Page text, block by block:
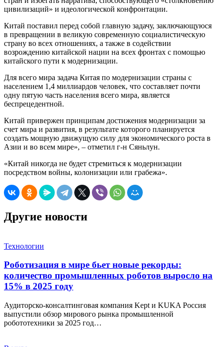
цивилизаций» и идеологической конфронтации.
Китай поставил перед собой главную задачу, заключающуюся
в превращении в великую современную социалистическую
страну во всех отношениях, а также в содействии
возрождению китайской нации на всех фронтах с помощью
китайского пути к модернизации.
Для всего мира задача Китая по модернизации страны с
населением 1,4 миллиардов человек, что составляет почти
одну пятую часть населения всего мира, является
беспрецедентной.
Китай привержен принципам достижения модернизации за
счет мира и развития, в результате которого планируется
создать мощную движущую силу для экономического роста в
Азии и во всем мире», – отметил г-н Сяньлун.
«Китай никогда не будет стремиться к модернизации
посредством войны, колонизации или грабежа».
Другие новости
Технологии
Роботизация в мире бьет новые рекорды:
количество промышленных роботов выросло на
15% в 2025 году
Аудиторско-консалтинговая компания Kept и KUKA Россия
выпустили обзор мирового рынка промышленной
робототехники за 2025 год…